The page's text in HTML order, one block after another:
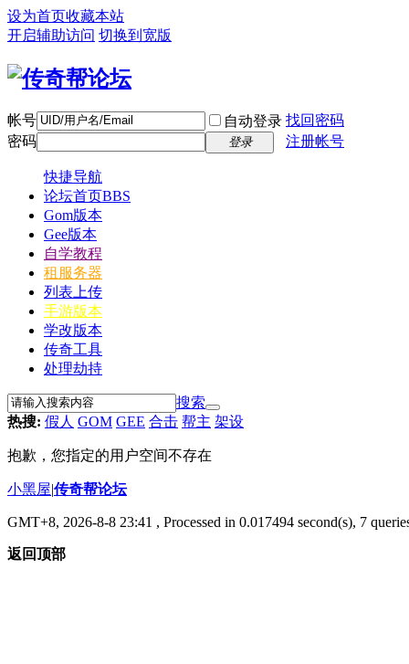
设为首页收藏本站
开启辅助访问 切换到宽版
帐号 自动登录 找回密码
密码
登录 注册帐号
快捷导航
论坛首页BBS
Gom版本
Gee版本
自学教程
租服务器
列表上传
手游版本
学改版本
传奇工具
处理劫持
搜索
热搜: 假人 GOM GEE 合击 帮主 架设
抱歉，您指定的用户空间不存在
小黑屋|传奇帮论坛
GMT+8, 2026-8-8 23:41 , Processed in 0.017494 second(s), 7
返回顶部